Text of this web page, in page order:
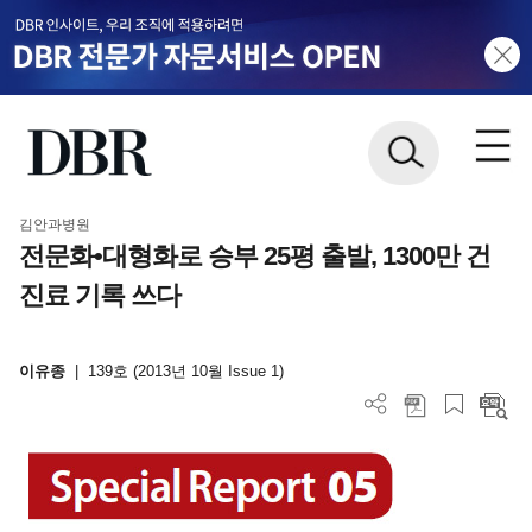
김안과병원
전문화•대형화로 승부 25평 출발, 1300만 건
진료 기록 쓰다
이유종 139호 (2013년 10월 Issue 1)